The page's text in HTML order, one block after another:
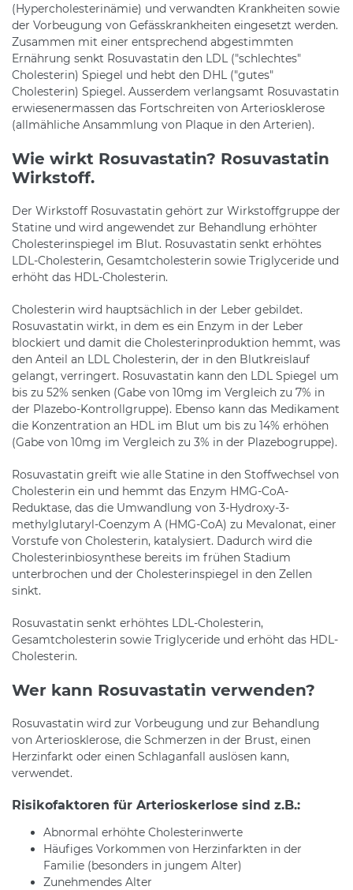
(Hypercholesterinämie) und verwandten Krankheiten sowie
der Vorbeugung von Gefässkrankheiten eingesetzt werden.
Zusammen mit einer entsprechend abgestimmten
Ernährung senkt Rosuvastatin den LDL ("schlechtes"
Cholesterin) Spiegel und hebt den DHL ("gutes"
Cholesterin) Spiegel. Ausserdem verlangsamt Rosuvastatin
erwiesenermassen das Fortschreiten von Arteriosklerose
(allmähliche Ansammlung von Plaque in den Arterien).
Wie wirkt Rosuvastatin? Rosuvastatin
Wirkstoff.
Der Wirkstoff Rosuvastatin gehört zur Wirkstoffgruppe der
Statine und wird angewendet zur Behandlung erhöhter
Cholesterinspiegel im Blut. Rosuvastatin senkt erhöhtes
LDL-Cholesterin, Gesamtcholesterin sowie Triglyceride und
erhöht das HDL-Cholesterin.
Cholesterin wird hauptsächlich in der Leber gebildet.
Rosuvastatin wirkt, in dem es ein Enzym in der Leber
blockiert und damit die Cholesterinproduktion hemmt, was
den Anteil an LDL Cholesterin, der in den Blutkreislauf
gelangt, verringert. Rosuvastatin kann den LDL Spiegel um
bis zu 52% senken (Gabe von 10mg im Vergleich zu 7% in
der Plazebo-Kontrollgruppe). Ebenso kann das Medikament
die Konzentration an HDL im Blut um bis zu 14% erhöhen
(Gabe von 10mg im Vergleich zu 3% in der Plazebogruppe).
Rosuvastatin greift wie alle Statine in den Stoffwechsel von
Cholesterin ein und hemmt das Enzym HMG-CoA-
Reduktase, das die Umwandlung von 3-Hydroxy-3-
methylglutaryl-Coenzym A (HMG-CoA) zu Mevalonat, einer
Vorstufe von Cholesterin, katalysiert. Dadurch wird die
Cholesterinbiosynthese bereits im frühen Stadium
unterbrochen und der Cholesterinspiegel in den Zellen
sinkt.
Rosuvastatin senkt erhöhtes LDL-Cholesterin,
Gesamtcholesterin sowie Triglyceride und erhöht das HDL-
Cholesterin.
Wer kann Rosuvastatin verwenden?
Rosuvastatin wird zur Vorbeugung und zur Behandlung
von Arteriosklerose, die Schmerzen in der Brust, einen
Herzinfarkt oder einen Schlaganfall auslösen kann,
verwendet.
Risikofaktoren für Arterioskerlose sind z.B.:
Abnormal erhöhte Cholesterinwerte
Häufiges Vorkommen von Herzinfarkten in der
Familie (besonders in jungem Alter)
Zunehmendes Alter